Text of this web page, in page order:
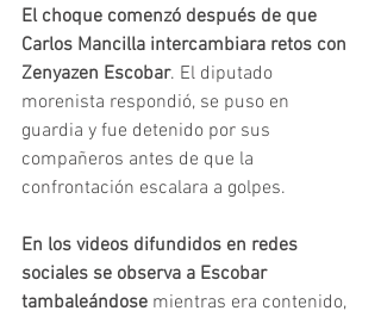
El choque comenzó después de que
Carlos Mancilla intercambiara retos con
Zenyazen Escobar. El diputado
morenista respondió, se puso en
guardia y fue detenido por sus
compañeros antes de que la
confrontación escalara a golpes.
En los videos difundidos en redes
sociales se observa a Escobar
tambaleándose mientras era contenido,